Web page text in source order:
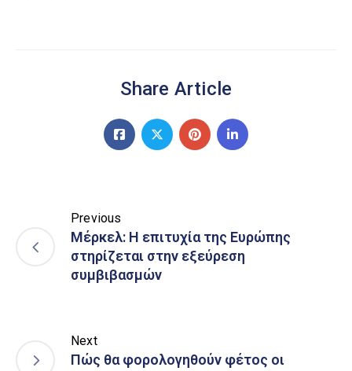
Share Article
Previous
Μέρκελ: Η επιτυχία της Ευρώπης
στηρίζεται στην εξεύρεση
συμβιβασμών
Next
Πώς θα φορολογηθούν φέτος οι